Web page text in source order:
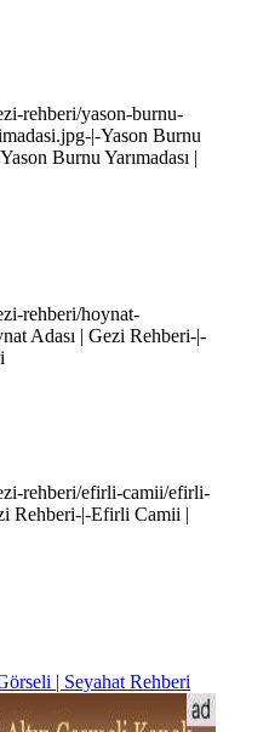
rehberi/yason-burnu-
|-Yason Burnu
Burnu Yarımadası |
rehberi/hoynat-
Adası | Gezi Rehberi-|-
rehberi/efirli-camii/efirli-
Rehberi-|-Efirli Camii |